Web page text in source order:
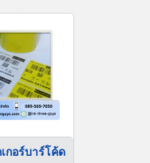
กอร์บาร์โค้ด